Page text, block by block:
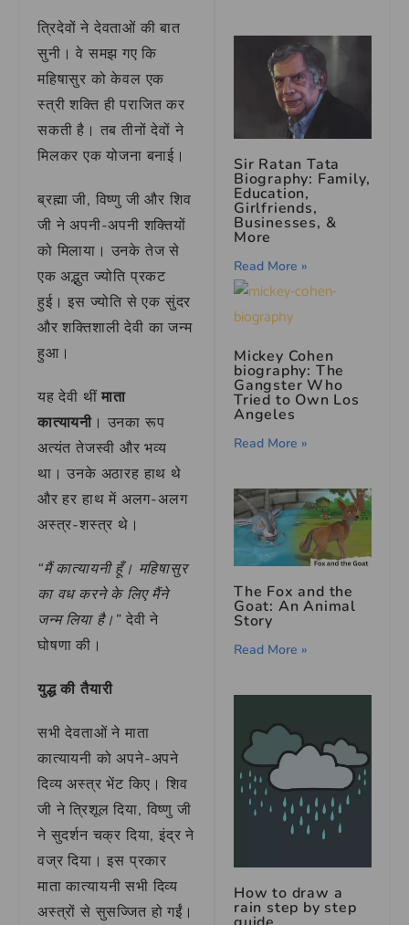
त्रिदेवों ने देवताओं की बात
सुनी। वे समझ गए कि
महिषासुर को केवल एक
स्त्री शक्ति ही पराजित कर
सकती है। तब तीनों देवों ने
मिलकर एक योजना बनाई।
ब्रह्मा जी, विष्णु जी और शिव
जी ने अपनी-अपनी शक्तियों
को मिलाया। उनके तेज से
एक अद्भुत ज्योति प्रकट
हुई। इस ज्योति से एक सुंदर
और शक्तिशाली देवी का जन्म
हुआ।
यह देवी थींमाता
कात्यायनी । उनका रूप
अत्यंत तेजस्वी और भव्य
था। उनके अठारह हाथ थे
और हर हाथ में अलग-अलग
अस्त्र-शस्त्र थे।
“मैं कात्यायनी हूँ। महिषासुर
का वध करने के लिए मैंने
जन्म लिया है।” देवी ने
घोषणा की।
युद्ध की तैयारी
सभी देवताओं ने माता
कात्यायनी को अपने-अपने
दिव्य अस्त्र भेंट किए। शिव
जी ने त्रिशूल दिया, विष्णु जी
ने सुदर्शन चक्र दिया, इंद्र ने
वज्र दिया। इस प्रकार
माता कात्यायनी सभी दिव्य
अस्त्रों से सुसज्जित हो गईं।
Sir Ratan Tata
Biography: Family,
Education,
Girlfriends,
Businesses, &
More
Read More »
Mickey Cohen
biography: The
Gangster Who
Tried to Own Los
Angeles
Read More »
The Fox and the
Goat: An Animal
Story
Read More »
How to draw a
rain step by step